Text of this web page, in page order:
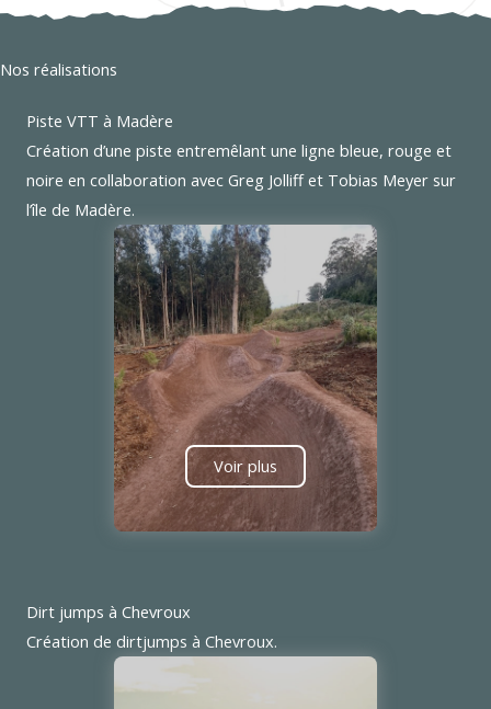
Nos réalisations
Piste VTT à Madère
Création d’une piste entremêlant une ligne bleue, rouge et
noire en collaboration avec Greg Jolliff et Tobias Meyer sur
l’île de Madère.
Voir plus
Dirt jumps à Chevroux
Création de dirtjumps à Chevroux.